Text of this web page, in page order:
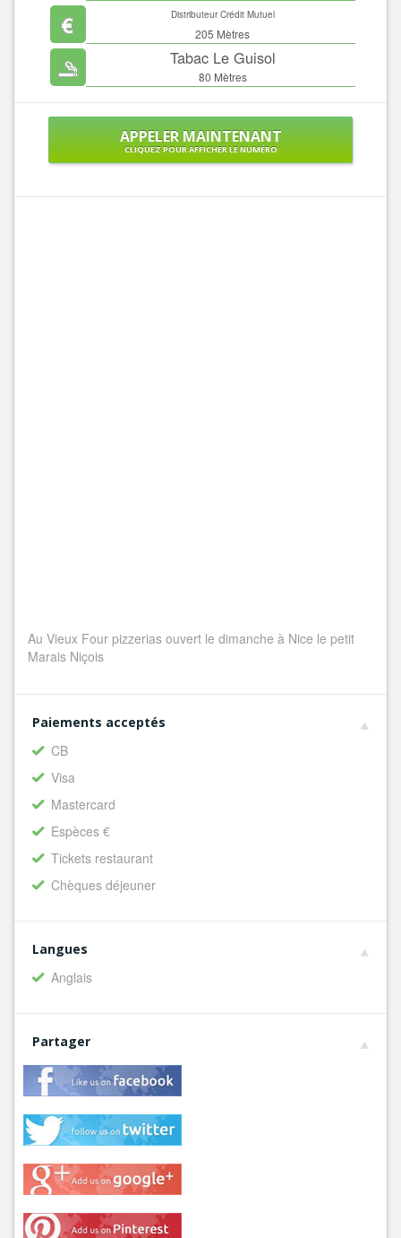
Distributeur Crédit Mutuel
205 Mètres
Tabac Le Guisol
80 Mètres
APPELER MAINTENANT
CLIQUEZ POUR AFFICHER LE NUMÉRO
Au Vieux Four pizzerias ouvert le dimanche à Nice le petit
Marais Niçois
Paiements acceptés
CB
Visa
Mastercard
Espèces €
Tickets restaurant
Chèques déjeuner
Langues
Anglais
Partager